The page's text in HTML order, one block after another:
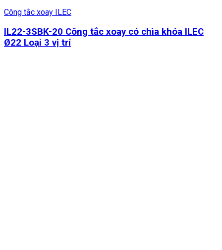
Công tắc xoay ILEC
IL22-3SBK-20 Công tắc xoay có chìa khóa ILEC
Ø22 Loại 3 vị trí